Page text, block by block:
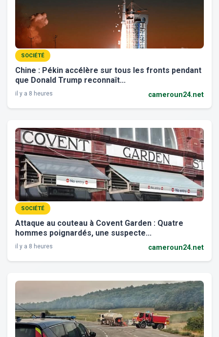
SOCIÉTÉ
Chine : Pékin accélère sur tous les fronts pendant
que Donald Trump reconnaît...
il y a 8 heures cameroun24.net
SOCIÉTÉ
Attaque au couteau à Covent Garden : Quatre
hommes poignardés, une suspecte...
il y a 8 heures cameroun24.net